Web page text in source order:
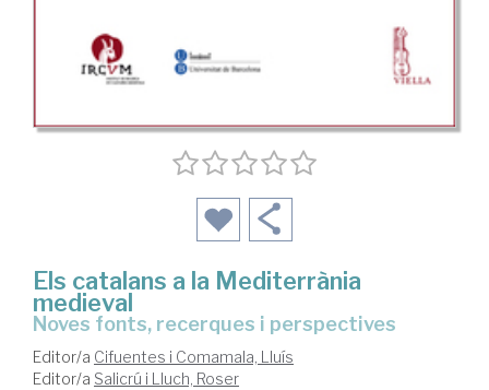
Els catalans a la Mediterrània
medieval
noves fonts, recerques i perspectives
Editor/a Cifuentes i Comamala, Lluís
Editor/a Salicrú i Lluch, Roser